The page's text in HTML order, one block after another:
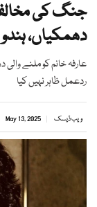
جنگ کی
دھمکیاں،
عارفہ خانم کو ملنے
ردعمل ظاہر نہیں کیا
ویب ڈیسک May 13, 2025